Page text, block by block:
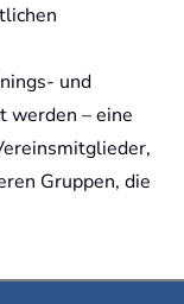
und
werden – eine
Gruppen, die